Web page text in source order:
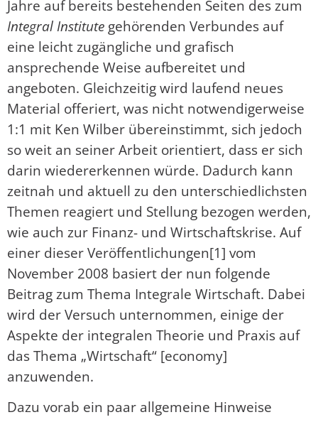
Jahre auf bereits bestehenden Seiten des zum
Integral Institute gehörenden Verbundes auf
eine leicht zugängliche und grafisch
ansprechende Weise aufbereitet und
angeboten. Gleichzeitig wird laufend neues
Material offeriert, was nicht notwendigerweise
1:1 mit Ken Wilber übereinstimmt, sich jedoch
so weit an seiner Arbeit orientiert, dass er sich
darin wiedererkennen würde. Dadurch kann
zeitnah und aktuell zu den unterschiedlichsten
Themen reagiert und Stellung bezogen werden,
wie auch zur Finanz- und Wirtschaftskrise. Auf
einer dieser Veröffentlichungen[1] vom
November 2008 basiert der nun folgende
Beitrag zum Thema Integrale Wirtschaft. Dabei
wird der Versuch unternommen, einige der
Aspekte der integralen Theorie und Praxis auf
das Thema „Wirtschaft“ [economy]
anzuwenden.
Dazu vorab ein paar allgemeine Hinweise